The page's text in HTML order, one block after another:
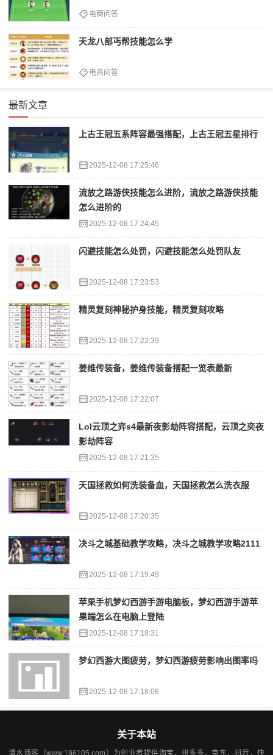
电商问答
天龙八部丐帮技能怎么学
电商问答
最新文章
上古王冠五系阵容最强搭配，上古王冠五星排行
2025-12-08 17:25:46
流放之路游侠技能怎么进阶，流放之路游侠技能
怎么进阶的
2025-12-08 17:24:45
闪避技能怎么处罚，闪避技能怎么处罚队友
2025-12-08 17:23:53
精灵复刻神秘护身技能，精灵复刻攻略
2025-12-08 17:22:39
姜维传装备，姜维传装备搭配一览表最新
2025-12-08 17:22:07
Lol云顶之弈s4最新夜影劫阵容搭配，云顶之奕夜
影劫阵容
2025-12-08 17:21:35
天国拯救如何洗装备血，天国拯救怎么洗衣服
2025-12-08 17:20:35
决斗之城基础教学攻略，决斗之城教学攻略2111
2025-12-08 17:19:49
苹果手机梦幻西游手游电脑板，梦幻西游手游苹
果端怎么在电脑上登陆
2025-12-08 17:18:31
梦幻西游大图疲劳，梦幻西游疲劳影响出图率吗
2025-12-08 17:18:08
关于本站
清水博客（www.196105.com）为创业者提供淘宝，拼多多，京东，抖音，快